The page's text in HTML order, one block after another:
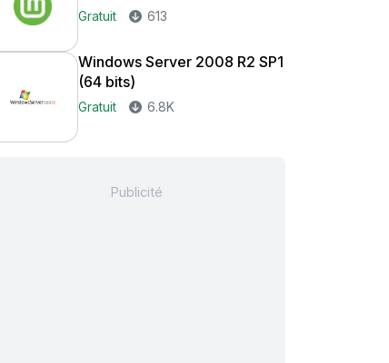
Gratuit 613
Windows Server 2008 R2 SP1
(64 bits)
Gratuit 6.8K